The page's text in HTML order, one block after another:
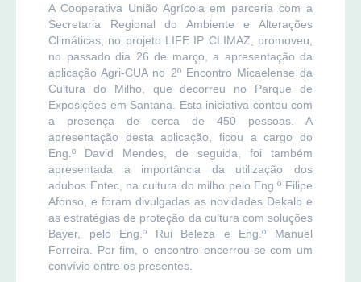
A Cooperativa União Agrícola em parceria com a
Secretaria Regional do Ambiente e Alterações
Climáticas, no projeto LIFE IP CLIMAZ, promoveu,
no passado dia 26 de março, a apresentação da
aplicação Agri-CUA no 2º Encontro Micaelense da
Cultura do Milho, que decorreu no Parque de
Exposições em Santana. Esta iniciativa contou com
a presença de cerca de 450 pessoas. A
apresentação desta aplicação, ficou a cargo do
Eng.º David Mendes, de seguida, foi também
apresentada a importância da utilização dos
adubos Entec, na cultura do milho pelo Eng.º Filipe
Afonso, e foram divulgadas as novidades Dekalb e
as estratégias de proteção da cultura com soluções
Bayer, pelo Eng.º Rui Beleza e Eng.º Manuel
Ferreira. Por fim, o encontro encerrou-se com um
convívio entre os presentes.